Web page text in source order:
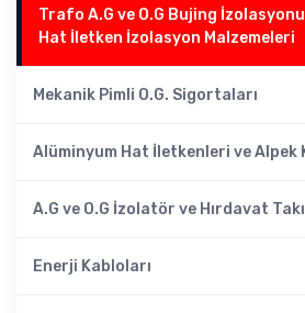
Trafo A.G ve O.G Bujing
Hat İletken İzolasyon Malzemeleri
Mekanik Pimli O.G. Sigortaları
Alüminyum Hat İletkenleri ve Alpek
A.G ve O.G İzolatör ve Hırdavat
Enerji Kabloları